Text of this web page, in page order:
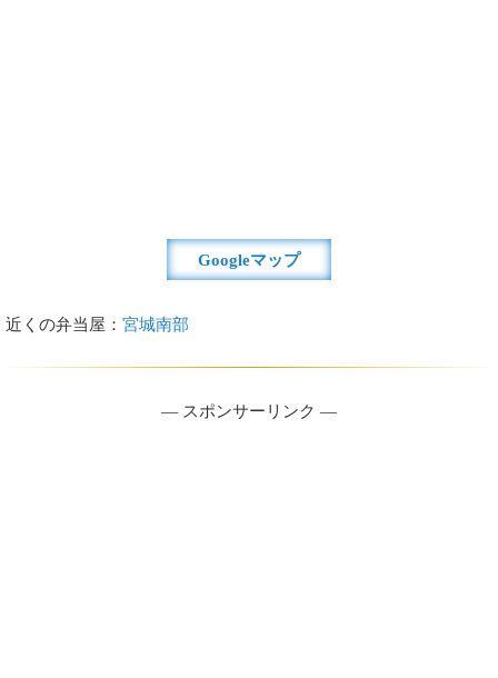
Googleマップ
近くの弁当屋： 宮城南部
― スポンサーリンク ―